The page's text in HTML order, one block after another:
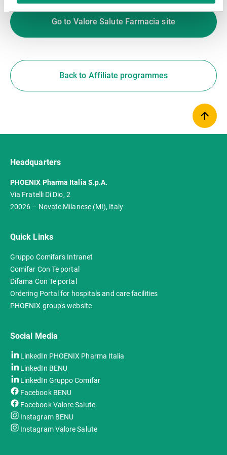
oder durch andere Dritte entgegen den Vorgaben der
DSGVO verarbeitet werden können. Diese
Einwilligungen können Sie jederzeit mit Wirkung für
Cookies über Ihre Browsereinstellungen deaktivieren.
Datenschutzerklärung
Go to Valore Salute Farmacia site
Back to Affiliate programmes
Headquarters
PHOENIX Pharma Italia S.p.A.
Via Fratelli Di Dio, 2
20026 – Novate Milanese (MI), Italy
Quick Links
Gruppo Comifar's Intranet
Comifar Con Te portal
Difama Con Te portal
Ordering Portal for hospitals and care facilities
PHOENIX group's website
Social Media
LinkedIn PHOENIX Pharma Italia
LinkedIn BENU
LinkedIn Gruppo Comifar
Facebook BENU
Facebook Valore Salute
Instagram BENU
Instagram Valore Salute